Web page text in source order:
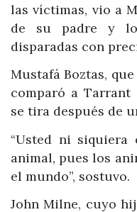
las víctimas, vio a
de su padre y lo
disparadas con
Mustafá Boztas,
comparó a
se tira después de
“Usted ni siquiera
animal, pues los
el mundo”, sostuvo.
John Milne, cuyo